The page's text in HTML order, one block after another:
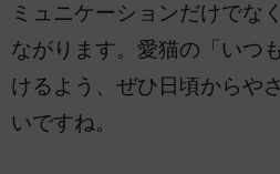
ミュニケーションだけでな
ながります。愛猫の「いつ
けるよう、ぜひ日頃からや
いですね。